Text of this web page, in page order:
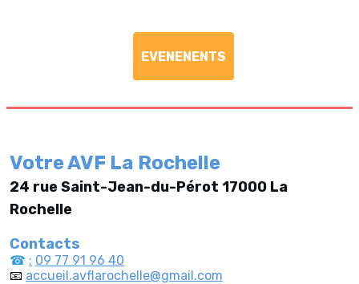
EVENENENTS
Votre AVF La Rochelle
24 rue Saint-Jean-du-Pérot 17000 La
Rochelle
Contacts
☎ : 09 77 91 96 40
📧 accueil.avflarochelle@gmail.com